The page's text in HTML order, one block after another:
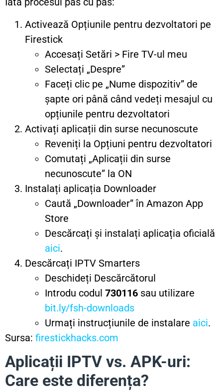
Activează Opțiunile pentru dezvoltatori pe
Firestick
Accesați Setări > Fire TV-ul meu
Selectați „Despre”
Faceți clic pe „Nume dispozitiv” de
șapte ori până când vedeți mesajul cu
opțiunile pentru dezvoltatori
Activați aplicații din surse necunoscute
Reveniți la Opțiuni pentru dezvoltatori
Comutați „Aplicații din surse
necunoscute” la ON
Instalați aplicația Downloader
Caută „Downloader” în Amazon App
Store
Descărcați și instalați aplicația oficială
aici.
Descărcați IPTV Smarters
Deschideți Descărcătorul
Introdu codul 730116 sau utilizare
bit.ly/fsh-downloads
Urmați instrucțiunile de instalare aici.
Sursa: firestickhacks.com
Aplicații IPTV vs. APK-uri:
Care este diferența?